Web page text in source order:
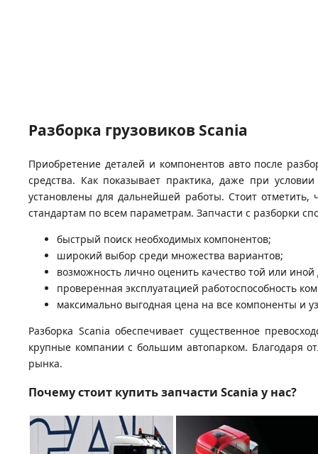
Разборка грузовиков Scania
Приобретение деталей и компонентов авто после
средства. Как показывает практика, даже при
установлены для дальнейшей работы. Стоит отметить,
стандартам по всем параметрам. Запчасти с разборки
быстрый поиск необходимых компонентов;
широкий выбор среди множества вариантов;
возможность лично оценить качество той или иной
проверенная эксплуатацией работоспособность
максимально выгодная цена на все компоненты и
Разборка Scania обеспечивает существенное
крупные компании с большим автопарком. Благодаря
рынка.
Почему стоит купить запчасти Scania у нас?